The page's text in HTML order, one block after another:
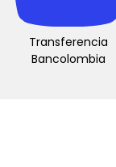
Transferencia
Bancolombia